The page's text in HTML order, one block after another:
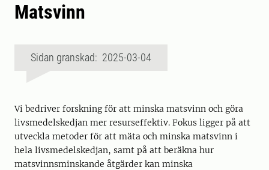
Matsvinn
Sidan granskad: 2025-03-04
Vi bedriver forskning för att minska matsvinn och göra
livsmedelskedjan mer resurseffektiv. Fokus ligger på att
utveckla metoder för att mäta och minska matsvinn i
hela livsmedelskedjan, samt på att beräkna hur
matsvinnsminskande åtgärder kan minska